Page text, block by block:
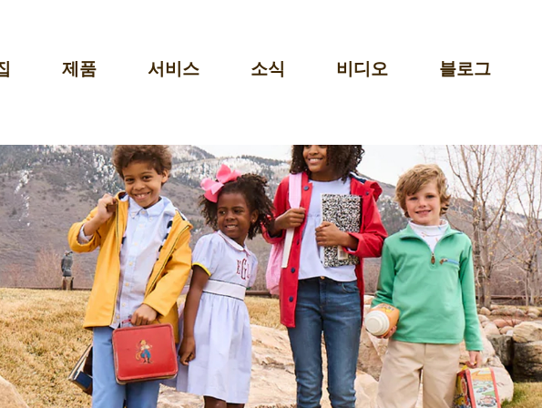
제품 서비스 소식 비디오 블로그